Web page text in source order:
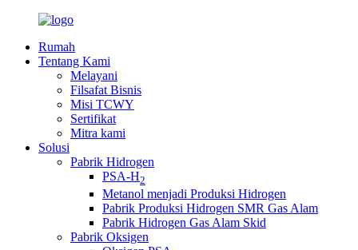
Rumah
Tentang Kami
Melayani
Filsafat Bisnis
Misi TCWY
Sertifikat
Mitra kami
Solusi
Pabrik Hidrogen
PSA-H2
Metanol menjadi Produksi Hidrogen
Pabrik Produksi Hidrogen SMR Gas Alam
Pabrik Hidrogen Gas Alam Skid
Pabrik Oksigen